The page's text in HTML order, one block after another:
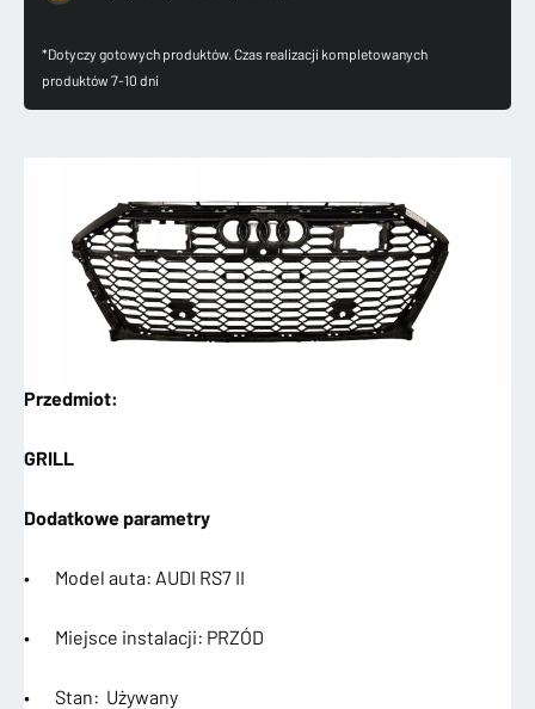
*Dotyczy gotowych produktów. Czas realizacji kompletowanych
produktów 7-10 dni
Przedmiot:
GRILL
Dodatkowe parametry
• Model auta: AUDI RS7 II
• Miejsce instalacji: PRZÓD
• Stan: Używany